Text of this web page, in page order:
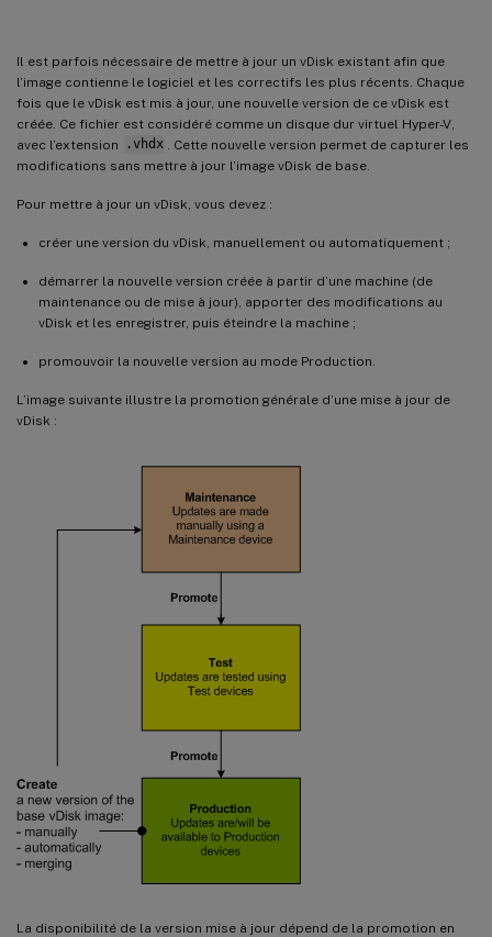
Il est parfois nécessaire de mettre à jour un vDisk existant afin que
l’image contienne le logiciel et les correctifs les plus récents. Chaque
fois que le vDisk est mis à jour, une nouvelle version de ce vDisk est
créée. Ce fichier est considéré comme un disque dur virtuel Hyper-V,
avec l’extension
.vhdx
. Cette nouvelle version permet de capturer les
modifications sans mettre à jour l’image vDisk de base.
Pour mettre à jour un vDisk, vous devez :
créer une version du vDisk, manuellement ou automatiquement ;
démarrer la nouvelle version créée à partir d’une machine (de
maintenance ou de mise à jour), apporter des modifications au
vDisk et les enregistrer, puis éteindre la machine ;
promouvoir la nouvelle version au mode Production.
L’image suivante illustre la promotion générale d’une mise à jour de
vDisk :
La disponibilité de la version mise à jour dépend de la promotion en
Mise à jour de vDisks sur des machines cibles
Automatisation des mises à jour de vDisk
Configuration de connexions à des hôtes virtuels pour les mises à jour vDisk automatisées
Onglet Advanced